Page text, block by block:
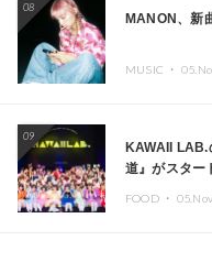
08
MANON、新
MUSIC ・
09
KAWAII
道』がスター
FOOD ・